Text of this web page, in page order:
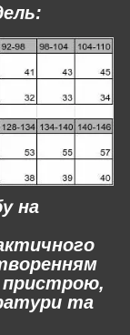
на
пристрою,
та